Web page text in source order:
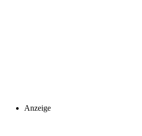
Anzeige